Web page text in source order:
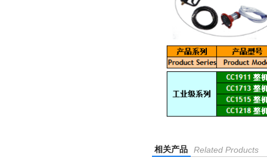
相关产品 Related Products